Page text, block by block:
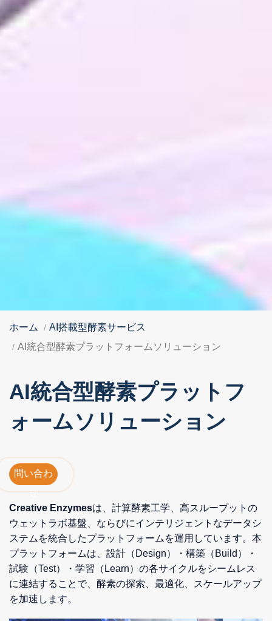
ホーム
AI搭載型酵素サービス
AI統合型酵素プラットフォームソリューション
AI統合型酵素プラットフ
ォームソリューション
問い合わ
せ
Creative Enzymesは、計算酵素工学、高スループットの
ウェットラボ基盤、ならびにインテリジェントなデータシ
ステムを統合したプラットフォームを運用しています。本
プラットフォームは、設計（Design）・構築（Build）・
試験（Test）・学習（Learn）の各サイクルをシームレス
に連結することで、酵素の探索、最適化、スケールアップ
を加速します。